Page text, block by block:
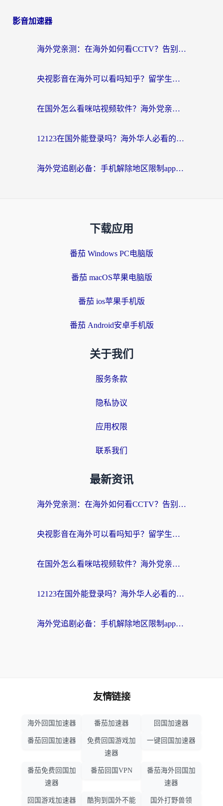
影音加速器
海外党亲测：在海外如何看CCTV？告别“仅限大陆播放”的实用指南
央视影音在海外可以看吗知乎？留学生亲测：3步解决地域限制+追剧自由
在国外怎么看咪咕视频软件？海外党亲测有效的回国加速方案
12123在国外能登录吗？海外华人必看的回国加速实用指南
海外党追剧必备：手机解除地区限制app怎么选？解决央视视频&国内剧地区限制全指南
下载应用
番茄 Windows PC电脑版
番茄 macOS苹果电脑版
番茄 ios苹果手机版
番茄 Android安卓手机版
关于我们
服务条款
隐私协议
应用权限
联系我们
最新资讯
海外党亲测：在海外如何看CCTV？告别“仅限大陆播放”的实用指南
央视影音在海外可以看吗知乎？留学生亲测：3步解决地域限制+追剧自由
在国外怎么看咪咕视频软件？海外党亲测有效的回国加速方案
12123在国外能登录吗？海外华人必看的回国加速实用指南
海外党追剧必备：手机解除地区限制app怎么选？解决央视视频&国内剧地区限制全指南
友情链接
海外回国加速器 番茄加速器 回国加速器
番茄回国加速器
免费回国游戏加
速器
一键回国加速器
番茄免费回国加
速器
番茄回国VPN
番茄海外回国加
速器
回国游戏加速器 酷狗到国外不能 国外打野兽领